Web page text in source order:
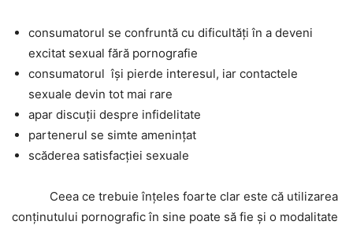
consumatorul se confruntă cu dificultăți în a deveni
excitat sexual fără pornografie
consumatorul își pierde interesul, iar contactele
sexuale devin tot mai rare
apar discuții despre infidelitate
partenerul se simte amenințat
scăderea satisfacției sexuale
Ceea ce trebuie înțeles foarte clar este că utilizarea
conținutului pornografic în sine poate să fie și o modalitate